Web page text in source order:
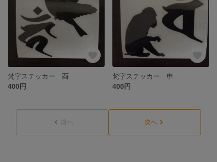
梵字ステッカー 酉
400円
梵字ステッカー 申
400円
前へ 次へ